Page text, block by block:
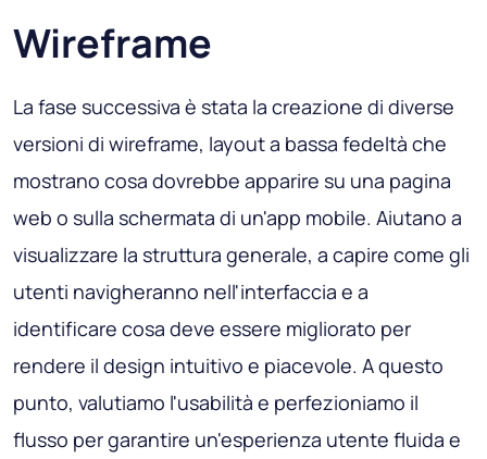
Wireframe
La fase successiva è stata la creazione di diverse
versioni di wireframe, layout a bassa fedeltà che
mostrano cosa dovrebbe apparire su una pagina
web o sulla schermata di un'app mobile. Aiutano a
visualizzare la struttura generale, a capire come gli
utenti navigheranno nell'interfaccia e a
identificare cosa deve essere migliorato per
rendere il design intuitivo e piacevole. A questo
punto, valutiamo l'usabilità e perfezioniamo il
flusso per garantire un'esperienza utente fluida e